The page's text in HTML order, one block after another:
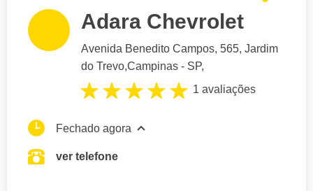
Adara Chevrolet
Avenida Benedito Campos, 565, Jardim
do Trevo,Campinas - SP,
1 avaliações
Fechado agora
ver telefone